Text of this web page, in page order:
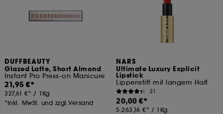
DUFFBEAUTY
Glazed Latte, Short Almond
Instant Pro Press-on Manicure
21,95 €
327,61 € / 1Kg
*Inkl. MwSt. und zzgl.Versand
NARS
Ultimate Luxury Explicit
Lipstick
Lippenstift mit langem Halt
21
20,00 €
5.263,16 € / 1Kg